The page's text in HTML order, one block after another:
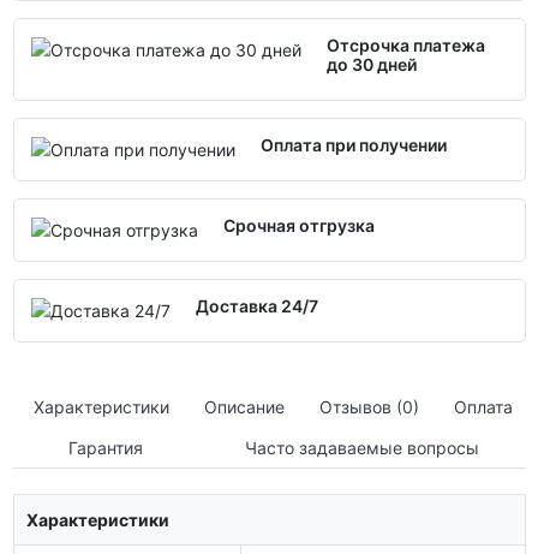
Отсрочка платежа
до 30 дней
Оплата при получении
Срочная отгрузка
Доставка 24/7
Характеристики Описание Отзывов (0)
Оплата
Гарантия
Часто задаваемые вопросы
Характеристики